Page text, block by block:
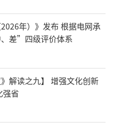
年）》发布 根据电网承
差”四级评价体系
解读之九】 增强文化创新
强省